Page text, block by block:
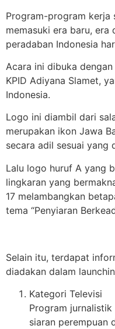
Program-program kerja
memasuki era baru,
peradaban Indonesia
Acara ini dibuka
KPID Adiyana Slamet,
Indonesia.
Logo ini diambil dari
merupakan ikon Jawa
secara adil sesuai yang
Lalu logo huruf A yang
lingkaran yang
17 melambangkan
tema “Penyiaran
Selain itu, terdapat
diadakan dalam
Kategori Televisi
Program
siaran perempuan